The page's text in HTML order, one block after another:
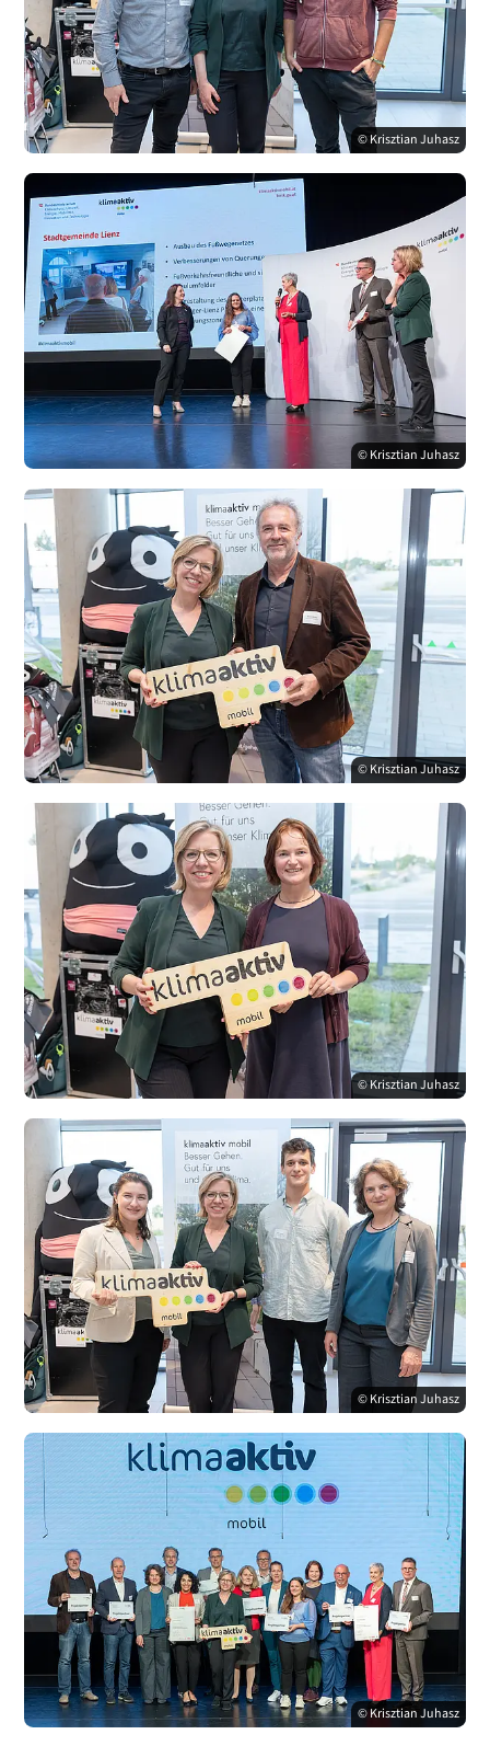
© Krisztian Juhasz
© Krisztian Juhasz
© Krisztian Juhasz
© Krisztian Juhasz
© Krisztian Juhasz
© Krisztian Juhasz